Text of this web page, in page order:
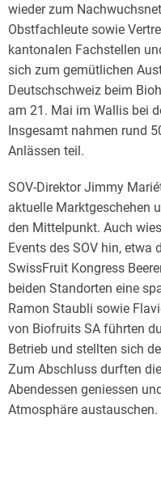
wieder zum
Obstfachleute sowie
kantonalen Fachstellen
sich zum gemütlichen
Deutschschweiz beim
am 21. Mai im Wallis bei
Insgesamt nahmen rund
Anlässen teil.
SOV-Direktor Jimmy
aktuelle Marktgeschehen
den Mittelpunkt. Auch
Events des SOV hin, etwa
SwissFruit Kongress
beiden Standorten eine
Ramon Staubli sowie
von Biofruits SA führten
Betrieb und stellten sich
Zum Abschluss durften
Abendessen geniessen
Atmosphäre austauschen.